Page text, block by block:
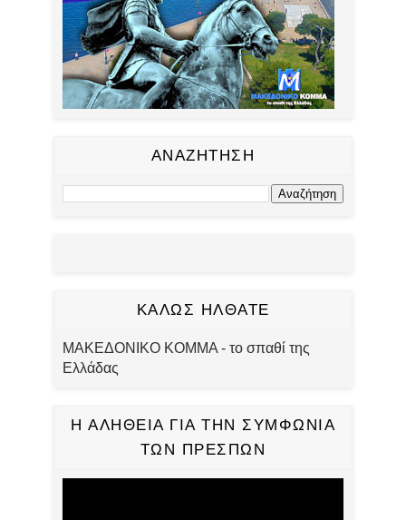
ΑΝΑΖΗΤΗΣΗ
ΚΑΛΩΣ ΗΛΘΑΤΕ
ΜΑΚΕΔΟΝΙΚΟ ΚΟΜΜΑ - το σπαθί της
Ελλάδας
Η ΑΛΗΘΕΙΑ ΓΙΑ ΤΗΝ ΣΥΜΦΩΝΙΑ
ΤΩΝ ΠΡΕΣΠΩΝ